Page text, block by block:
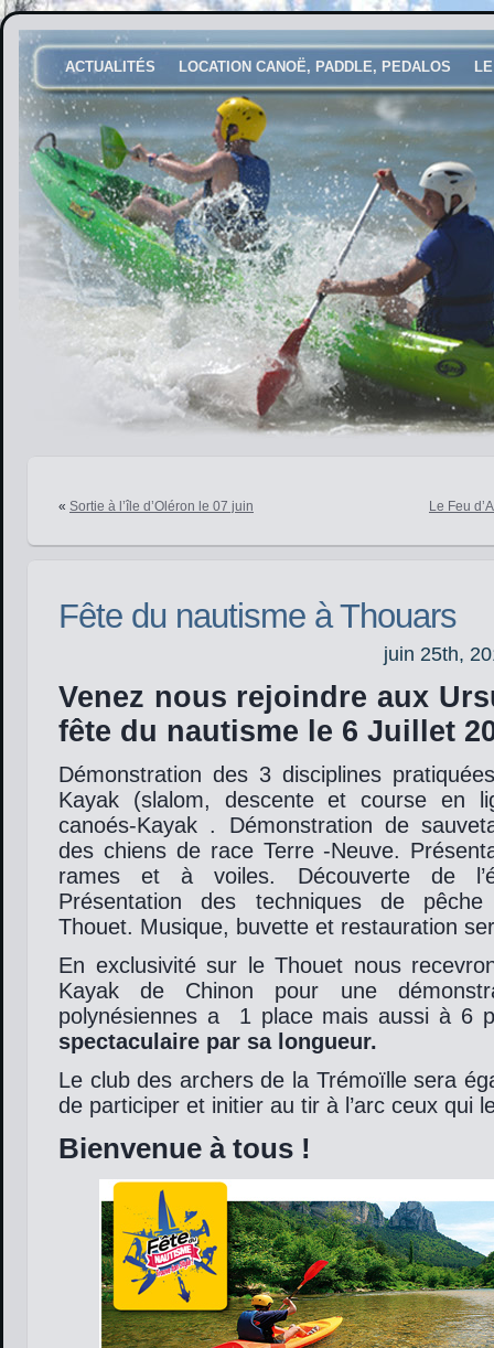
ACTUALITÉS LOCATION CANOË, PADDLE, PEDALOS
« Sortie à l’île d’Oléron le 07 juin Le Feu
Fête du nautisme à Thouars
juin 25th,
Venez nous rejoindre aux
fête du nautisme le 6 Juillet
Démonstration des 3 disciplines
Kayak (slalom, descente et course en
canoés-Kayak . Démonstration de
des chiens de race Terre -Neuve.
rames et à voiles. Découverte de
Présentation des techniques de
Thouet. Musique, buvette et restauration
En exclusivité sur le Thouet nous
Kayak de Chinon pour une
polynésiennes a 1 place mais aussi à 6
spectaculaire par sa longueur.
Le club des archers de la Trémoïlle sera
de participer et initier au tir à l’arc ceux qui
Bienvenue à tous !